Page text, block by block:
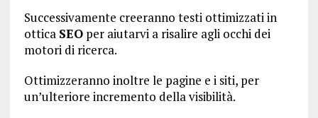
Successivamente creeranno testi ottimizzati in
ottica SEOper aiutarvi a risalire agli occhi dei
motori di ricerca.
Ottimizzeranno inoltre le pagine e i siti, per
un’ulteriore incremento della visibilità.